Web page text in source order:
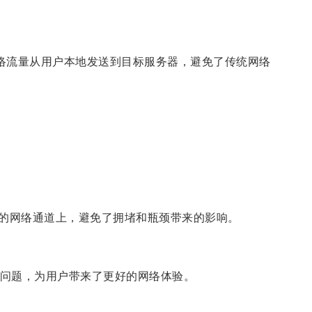
量从用户本地发送到目标服务器，避免了传统网络
络通道上，避免了拥堵和瓶颈带来的影响。
，为用户带来了更好的网络体验。